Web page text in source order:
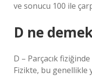
ve sonucu 100 ile
D ne
D – Parçacık
Fizikte, bu genellikle